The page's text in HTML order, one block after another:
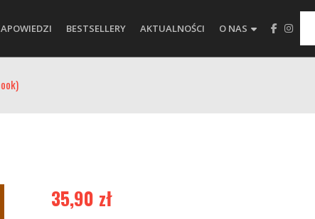
BESTSELLERY AKTUALNOŚCI O NAS
35,90 zł